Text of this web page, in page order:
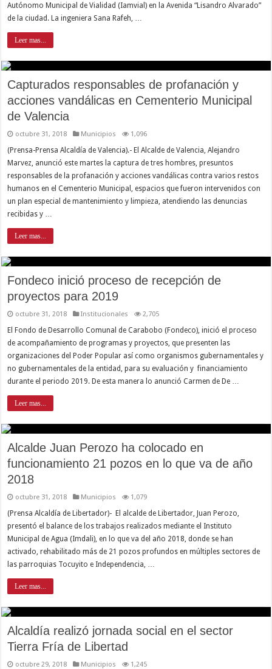
Autónomo Municipal de Vialidad (Iamvial) en la Avenida “Lisandro Alvarado”
de la ciudad. La ingeniera Sana Rafeh, …
Leer mas...
Capturados responsables de profanación y
acciones vandálicas en Cementerio Municipal
de Valencia
octubre 31, 2018 Municipios 1,096
(Prensa-Prensa Alcaldía de Valencia).- El Alcalde de Valencia, Alejandro
Marvez, anunció este martes la captura de tres hombres, presuntos
responsables de la profanación y acciones vandálicas contra varios restos
humanos en el Cementerio Municipal, espacios que fueron intervenidos con
un plan especial de mantenimiento y limpieza, atendiendo las denuncias
recibidas y …
Leer mas...
Fondeco inició proceso de recepción de
proyectos para 2019
octubre 31, 2018 Institucionales 2,705
El Fondo de Desarrollo Comunal de Carabobo (Fondeco), inició el proceso
de acompañamiento de programas y proyectos, que presenten las
organizaciones del Poder Popular así como organismos gubernamentales y
no gubernamentales de la entidad, para su evaluación y financiamiento
durante el periodo 2019. De esta manera lo anunció Carmen de De …
Leer mas...
Alcalde Juan Perozo ha colocado en
funcionamiento 21 pozos en lo que va de año
2018
octubre 31, 2018 Municipios 1,079
(Prensa Alcaldía de Libertador)- El alcalde de Libertador, Juan Perozo,
presentó el balance de los trabajos realizados mediante el Instituto
Municipal de Agua (Imdali), en lo que va del año 2018, donde se han
activado, rehabilitado más de 21 pozos profundos en múltiples sectores de
las parroquias Tocuyito e Independencia, …
Leer mas...
Alcaldía realizó jornada social en el sector
Tierra Fría de Libertad
octubre 29, 2018 Municipios 1,245